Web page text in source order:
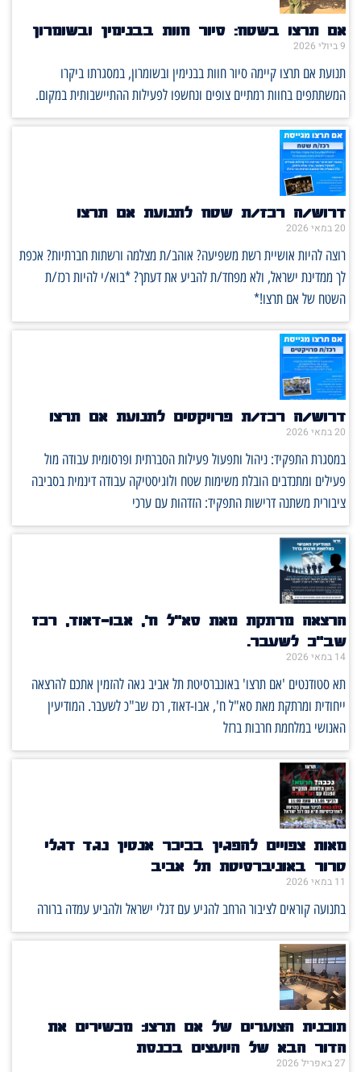
אם תרצו בשטח: סיור חוות בבנימין ובשומרון
9 ביולי 2026
תנועת אם תרצו קיימה סיור חוות בבנימין ובשומרון, במסגרתו ביקרו
המשתתפים בחוות רמתיים צופים ונחשפו לפעילות ההתיישבותית במקום.
דרוש/ה רכז/ת שטח לתנועת אם תרצו
20 במאי 2026
רוצה להיות אושיית רשת משפיעה? אוהב/ת מצלמה ורשתות חברתיות? אכפת
לך ממדינת ישראל, ולא מפחד/ת להביע את דעתך? *בוא/י להיות רכז/ת
השטח של אם תרצו!*
דרוש/ה רכז/ת פרויקטים לתנועת אם תרצו
20 במאי 2026
במסגרת התפקיד: ניהול ותפעול פעילות הסברתית ופרסומית עבודה מול
פעילים ומתנדבים הובלת משימות שטח ולוגיסטיקה עבודה דינמית בסביבה
ציבורית משתנה דרישות התפקיד: הזדהות עם ערכי
הרצאה מרתקת מאת סא"ל ח', אבו-דאוד, רכז
שב"כ לשעבר.
14 במאי 2026
תא סטודנטים 'אם תרצו' באונברסיטת תל אביב גאה להזמין אתכם להרצאה
ייחודית ומרתקת מאת סא"ל ח', אבו-דאוד, רכז שב"כ לשעבר. המודיעין
האנושי במלחמת חרבות ברזל
מאות צפויים להפגין בכיכר אנטין נגד דגלי
טרור באוניברסיטת תל אביב
11 במאי 2026
בתנועה קוראים לציבור הרחב להגיע עם דגלי ישראל ולהביע עמדה ברורה
תוכנית הצוערים של אם תרצו: מכשירים את
הדור הבא של היועצים בכנסת
27 באפריל 2026